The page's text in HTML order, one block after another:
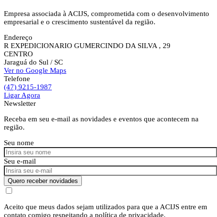
Empresa associada à ACIJS, comprometida com o desenvolvimento
empresarial e o crescimento sustentável da região.
Endereço
R EXPEDICIONARIO GUMERCINDO DA SILVA , 29
CENTRO
Jaraguá do Sul / SC
Ver no Google Maps
Telefone
(47) 9215-1987
Ligar Agora
Newsletter
Receba em seu e-mail as novidades e eventos que acontecem na
região.
Seu nome
Seu e-mail
Quero receber novidades
Aceito que meus dados sejam utilizados para que a ACIJS entre em
contato comigo respeitando a política de privacidade.